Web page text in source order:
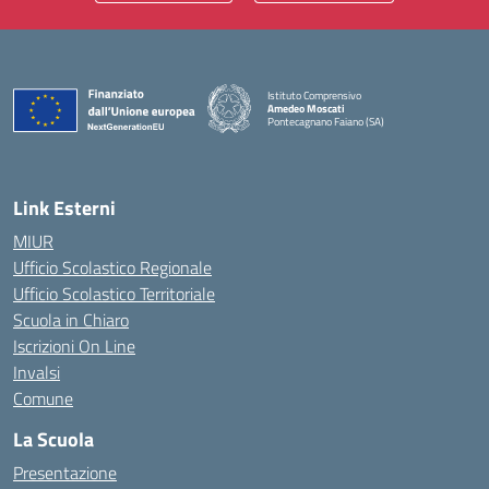
Istituto Comprensivo
Amedeo Moscati
Pontecagnano Faiano (SA)
— Visita la pagina iniziale della scuola
Link Esterni
MIUR
Ufficio Scolastico Regionale
Ufficio Scolastico Territoriale
Scuola in Chiaro
Iscrizioni On Line
Invalsi
Comune
La Scuola
Presentazione